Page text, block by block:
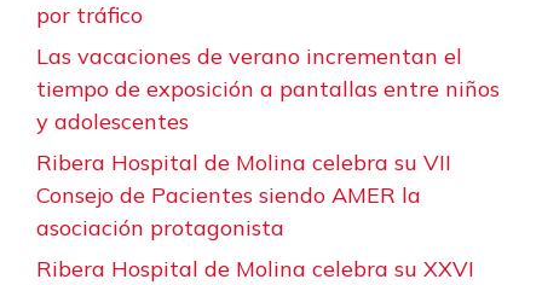
por tráfico
Las vacaciones de verano incrementan el
tiempo de exposición a pantallas entre niños
y adolescentes
Ribera Hospital de Molina celebra su VII
Consejo de Pacientes siendo AMER la
asociación protagonista
Ribera Hospital de Molina celebra su XXVI